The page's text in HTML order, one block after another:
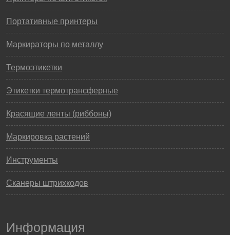
Портативные принтеры
Маркираторы по металлу
Термоэтикетки
Этикетки термотрансферные
Красящие ленты (риббоны)
Маркировка растений
Инструменты
Сканеры штрихкодов
Информация